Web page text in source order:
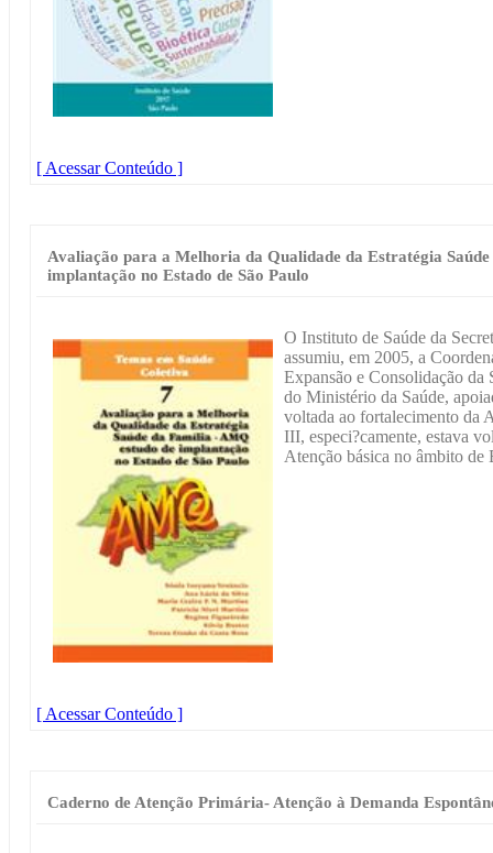
[ Acessar Conteúdo ]
Avaliação para a Melhoria da Qualidade da Estratégia
implantação no Estado de São Paulo
O Instituto de Saúde da
assumiu, em 2005, a
Expansão e Consolidação
do Ministério da Saúde,
voltada ao fortalecimento da
III, especi?camente, estava
Atenção básica no âmbito de
[ Acessar Conteúdo ]
Caderno de Atenção Primária- Atenção à Demanda